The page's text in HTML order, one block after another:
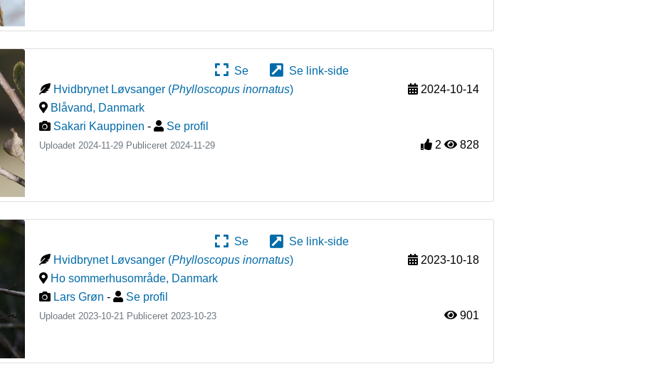
Se
Se link-side
Hvidbrynet Løvsanger (Phylloscopus inornatus)
2024-10-14
Blåvand, Danmark
Sakari Kauppinen - Se profil
Uploadet 2024-11-29 Publiceret 2024-11-29 2 828
Se
Se link-side
Hvidbrynet Løvsanger (Phylloscopus inornatus)
2023-10-18
Ho sommerhusområde, Danmark
Lars Grøn - Se profil
Uploadet 2023-10-21 Publiceret2023-10-23 901